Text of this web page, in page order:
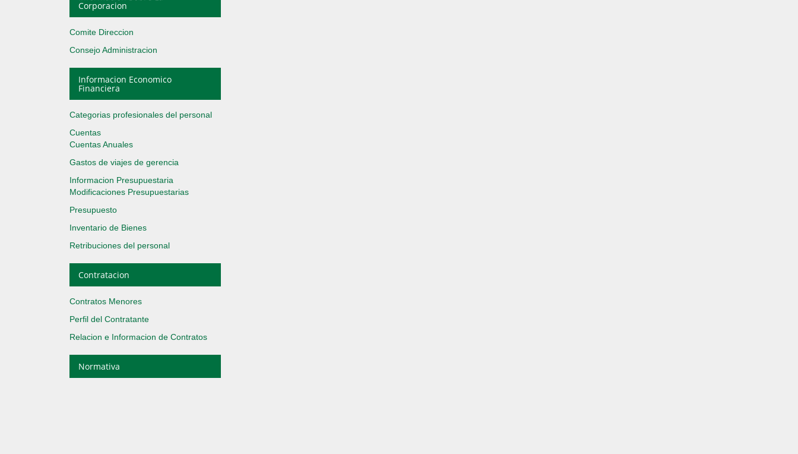
Corporacion
Comite Direccion
Consejo Administracion
Informacion Economico
Financiera
Categorias profesionales del personal
Cuentas
Cuentas Anuales
Gastos de viajes de gerencia
Informacion Presupuestaria
Modificaciones Presupuestarias
Presupuesto
Inventario de Bienes
Retribuciones del personal
Contratacion
Contratos Menores
Perfil del Contratante
Relacion e Informacion de Contratos
Normativa